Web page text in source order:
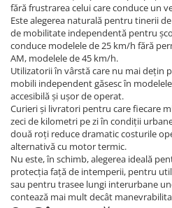
Kugoo S1
Kugoo G2 Pro
Piese Xiaomi
Scooter 3 (Mi3)
Scooter 3 Lite (Mi3 Lite)
Scooter 4 PRO (Mi4 PRO)
Essential, M365, 1S
PRO / PRO2
Scooter 4 Ultra
Piese Xiaomi Scooter 5
Piese Xiaomi Scooter Elite
fără frustrarea celui care conduce un
Este alegerea naturală pentru tinerii
de mobilitate independentă pentru
conduce modelele de 25 km/h fără
AM, modelele de 45 km/h.
Utilizatorii în vârstă care nu mai dețin
mobili independent găsesc în
accesibilă și ușor de operat.
Curieri și livratori pentru care fiecare
zeci de kilometri pe zi în condiții
două roți reduce dramatic costurile
alternativă cu motor termic.
Nu este, în schimb, alegerea ideală
protecția față de intemperii, pentru
sau pentru trasee lungi interurbane
contează mai mult decât